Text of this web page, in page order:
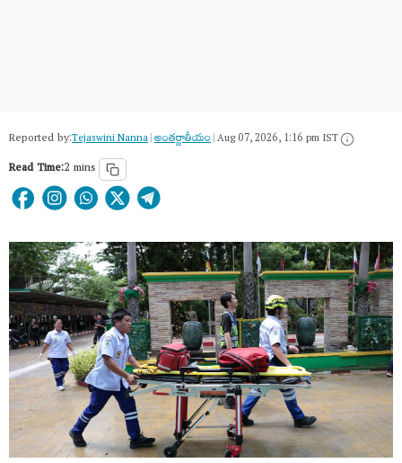
Reported by:Tejaswini Nanna|అంత‌ర్జాతీయం|Aug 07, 2026, 1:16 pm IST
Read Time:2 mins